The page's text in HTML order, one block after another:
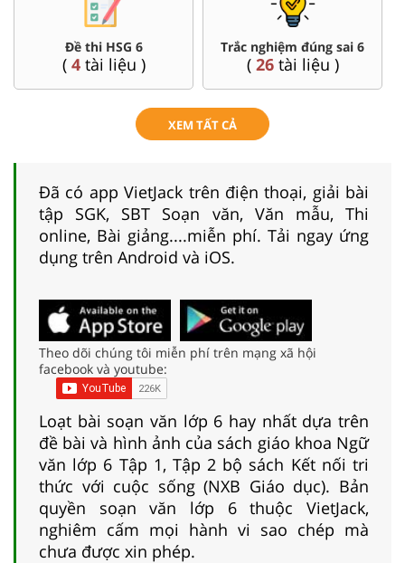
Đề thi HSG 6
( 4tài liệu )
Trắc nghiệm đúng sai 6
( 26tài liệu )
XEM TẤT CẢ
Đã có app VietJack trên điện thoại, giải bài
tập SGK, SBT Soạn văn, Văn mẫu, Thi
online, Bài giảng....miễn phí. Tải ngay ứng
dụng trên Android và iOS.
Theo dõi chúng tôi miễn phí trên mạng xã hội
facebook và youtube:
Loạt bài soạn văn lớp 6 hay nhất dựa trên
đề bài và hình ảnh của sách giáo khoa Ngữ
văn lớp 6 Tập 1, Tập 2 bộ sách Kết nối tri
thức với cuộc sống (NXB Giáo dục). Bản
quyền soạn văn lớp 6 thuộc VietJack,
nghiêm cấm mọi hành vi sao chép mà
chưa được xin phép.